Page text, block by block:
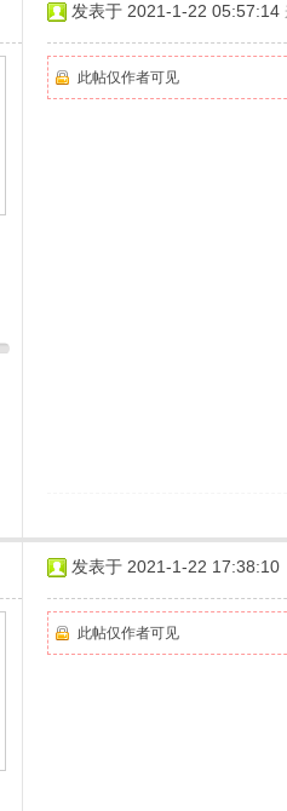
发表于 2021-1-22 05:57:14
此帖仅作者可见
发表于 2021-1-22 17:38:10
此帖仅作者可见